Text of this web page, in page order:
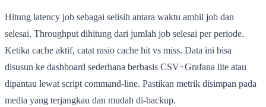
Hitung latency job sebagai selisih antara waktu ambil job dan
selesai. Throughput dihitung dari jumlah job selesai per periode.
Ketika cache aktif, catat rasio cache hit vs miss. Data ini bisa
disusun ke dashboard sederhana berbasis CSV+Grafana lite atau
dipantau lewat script command-line. Pastikan metrik disimpan pada
media yang terjangkau dan mudah di-backup.